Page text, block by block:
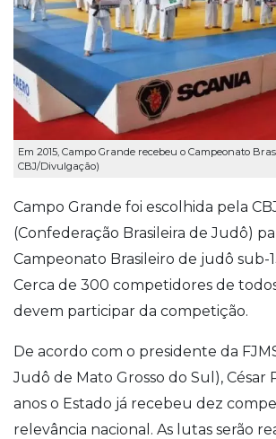
Em 2015, Campo Grande recebeu o Campeonato
CBJ/Divulgação)
Campo Grande foi escolhida pela
(Confederação Brasileira de Judô)
Campeonato Brasileiro de judô sub-
Cerca de 300 competidores de
devem participar da competição.
De acordo com o presidente da
Judô de Mato Grosso do Sul), César
anos o Estado já recebeu dez
relevância nacional. As lutas serão